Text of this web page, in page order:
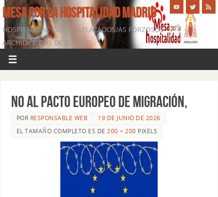
MESA POR LA HOSPITALIDAD MADRID
HOSPITALIDAD CON DESPLAZADOS/AS FORZOSOS -
ARCHIDIÓCESIS DE MADRID
No al Pacto Europeo de Migración,
POR RESPONSABLE WEB
19 DE JUNIO DE 2026
EL TAMAÑO COMPLETO ES DE200 × 200 PIXELS